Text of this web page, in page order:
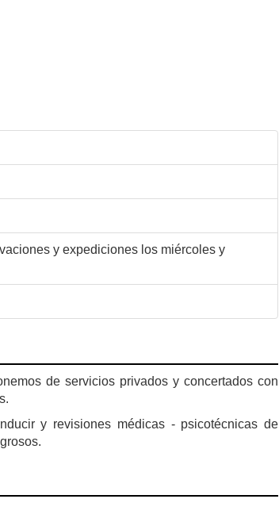
y expediciones los miércoles y
de servicios privados y concertados con
y revisiones médicas - psicotécnicas de